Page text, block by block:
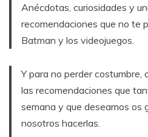
Anécdotas, curiosidades y
recomendaciones que no te
Batman y los videojuegos.
Y para no perder costumbre,
las recomendaciones que
semana y que deseamos os
nosotros hacerlas.